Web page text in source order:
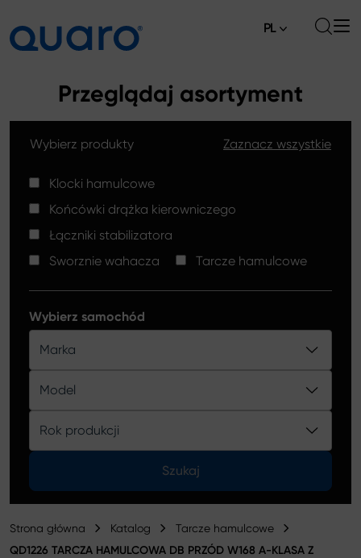
Klocki hamulcowe
Tarcze hamulcowe High Carbon
Końcówki drążków kierowniczych
Klocki hamulcowe Silver Ceramic
Katalog
Aktualności
Gdzie kupić
Kontakt
PL
Przeglądaj asortyment
Wybierz produkty Zaznacz wszystkie
Klocki hamulcowe
Końcówki drążka kierowniczego
Łączniki stabilizatora
Sworznie wahacza
Tarcze hamulcowe
Wybierz samochód
Marka
Model
Rok produkcji
Szukaj
Strona główna Katalog Tarcze hamulcowe
QD1226 TARCZA HAMULCOWA DB PRZÓD W168 A-KLASA Z